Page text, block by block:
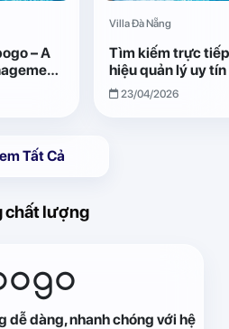
– A
and
Villa Đà Nẵng
Tìm kiếm trực
hiệu quản lý uy
Giải pháp vận
quả, minh bạch
23/04/2026
Tất Cả
chất lượng
dễ dàng, nhanh chóng với hệ